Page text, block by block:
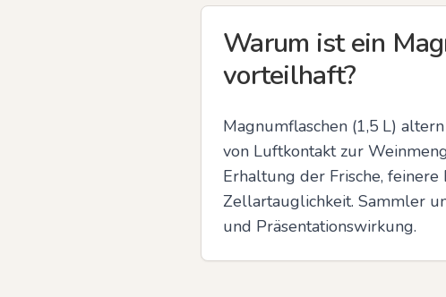
Warum ist ein
vorteilhaft?
Magnumflaschen (1,5 L)
von Luftkontakt zur
Erhaltung der Frische,
Zellartauglichkeit. Sammler
und Präsentationswirkung.